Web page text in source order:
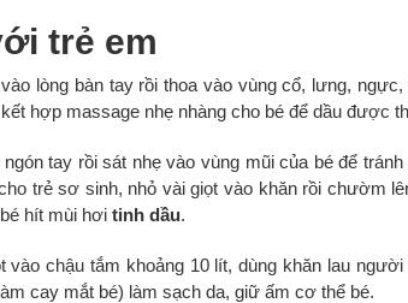
trẻ em
lòng bàn tay rồi thoa vào vùng cổ, lưng,
hợp massage nhẹ nhàng cho bé để dầu được
tay rồi sát nhẹ vào vùng mũi của bé để
trẻ sơ sinh, nhỏ vài giọt vào khăn rồi chườm
hít mùi hơi tinh dầu.
vào chậu tắm khoảng 10 lít, dùng khăn lau
cay mắt bé) làm sạch da, giữ ấm cơ thể bé.